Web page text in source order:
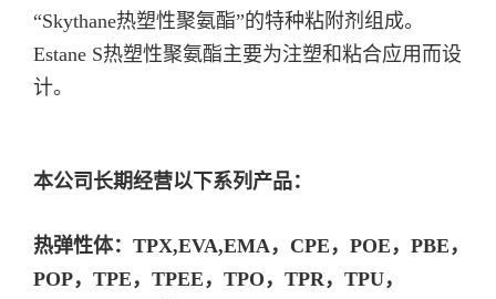
“Skythane热塑性聚氨酯”的特种粘附剂组成。
Estane S热塑性聚氨酯主要为注塑和粘合应用而设
计。
本公司长期经营以下系列产品：
热弹性体：TPX,EVA,EMA，CPE，POE，PBE，
POP，TPE，TPEE，TPO，TPR，TPU，